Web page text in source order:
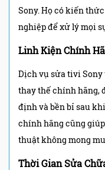
Sony. Họ có kiến
nghiệp để xử lý mọi
Linh Kiện Chính
Dịch vụ sửa tivi
thay thế chính hãng,
định và bền bỉ sau
chính hãng cũng
thuật không mong
Thời Gian Sửa